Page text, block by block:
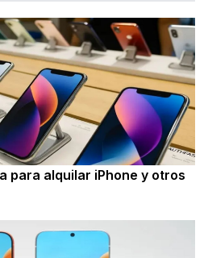
para alquilar iPhone y otros